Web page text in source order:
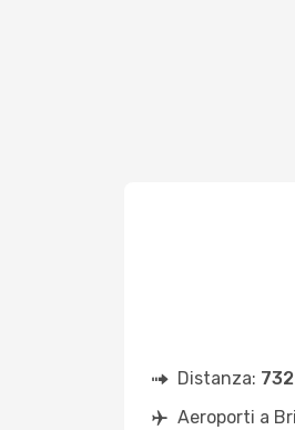
Distanza:
Aeroporti a